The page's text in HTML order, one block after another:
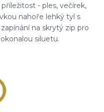
- ples, večírek,
nahoře lehký tyl s
na skrytý zip pro
siluetu.